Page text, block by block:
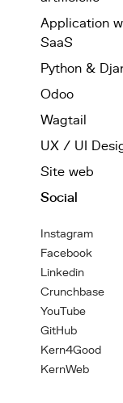
Application
SaaS
Python &
Odoo
Wagtail
UX / UI
Site web
Social
Instagram
Facebook
Linkedin
Crunchbase
YouTube
GitHub
Kern4Good
KernWeb